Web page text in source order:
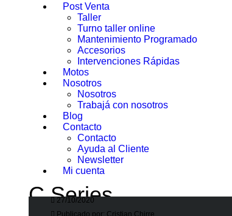
Post Venta
Taller
Turno taller online
Mantenimiento Programado
Accesorios
Intervenciones Rápidas
Motos
Nosotros
Nosotros
Trabajá con nosotros
Blog
Contacto
Contacto
Ayuda al Cliente
Newsletter
Mi cuenta
C Series
Citroën C4 Cactus C-Series
27/10/2020
Publicado por: Cristian Chirre